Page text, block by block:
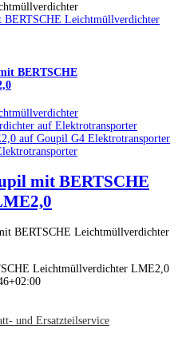
Leichtmüllverdichter
BERTSCHE
mit BERTSCHE
BERTSCHE Leichtmüllverdichter
Leichtmüllverdichter LME2,0
und Ersatzteilservice